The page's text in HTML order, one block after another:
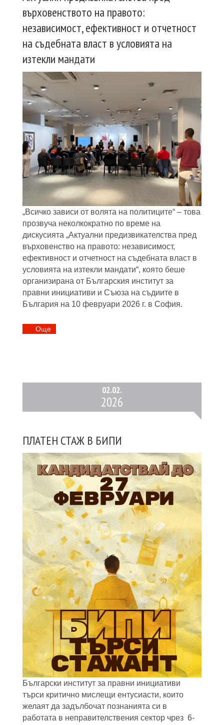
върховенството на правото:
независимост, ефективност и отчетност
на съдебната власт в условията на
изтекли мандати
„Всичко зависи от волята на политиците“ – това
прозвуча неколкократно по време на
дискусията „Актуални предизвикателства пред
върховенство на правото: независимост,
ефективност и отчетност на съдебната власт в
условията на изтекли мандати“, която беше
организирана от Българския институт за
правни инициативи и Съюза на съдиите в
България на 10 февруари 2026 г. в София.
Oще
02.02.
2026
ПЛАТЕН СТАЖ В БИПИ
Български институт за правни инициативи
търси критично мислещи ентусиасти, които
желаят да задълбочат познанията си в
работата в неправителствения сектор чрез 6-